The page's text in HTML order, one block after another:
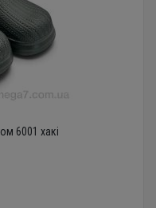
6001 хакі